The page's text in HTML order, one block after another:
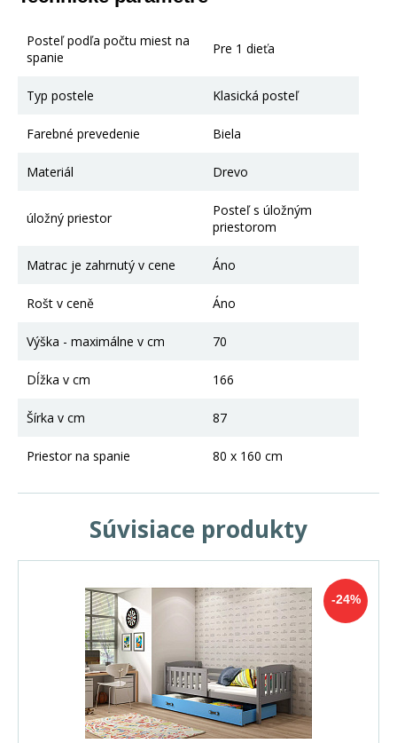
Posteľ podľa počtu miest na
spanie
Pre 1 dieťa
Typ postele Klasická posteľ
Farebné prevedenie Biela
Materiál Drevo
úložný priestor
Posteľ s úložným
priestorom
Matrac je zahrnutý v cene Áno
Rošt v ceně Áno
Výška - maximálne v cm 70
Dĺžka v cm 166
Šírka v cm 87
Priestor na spanie 80 x 160 cm
Súvisiace produkty
-24%